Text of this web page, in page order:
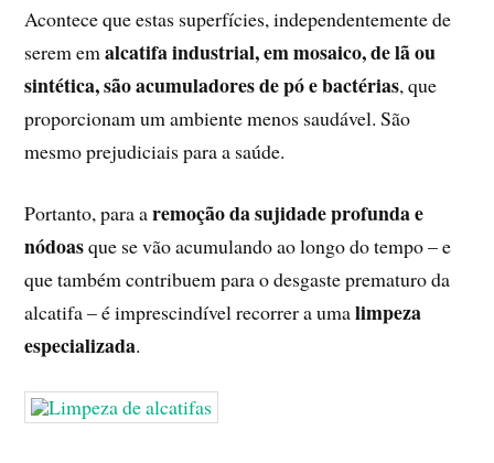
Acontece que estas superfícies, independentemente de
serem em alcatifa industrial, em mosaico, de lã ou
sintética, são acumuladores de pó e bactérias, que
proporcionam um ambiente menos saudável. São
mesmo prejudiciais para a saúde.
Portanto, para aremoção da sujidade profunda e
nódoasque se vão acumulando ao longo do tempo – e
que também contribuem para o desgaste prematuro da
alcatifa – é imprescindível recorrer a umalimpeza
especializada.